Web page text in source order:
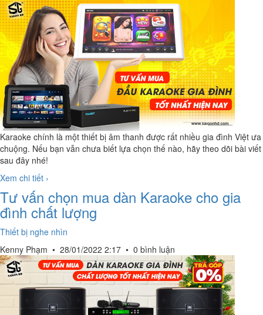
Karaoke chính là một thiết bị âm thanh được rất nhiều gia đình Việt ưa
chuộng. Nếu bạn vẫn chưa biết lựa chọn thế nào, hãy theo dõi bài viết
sau đây nhé!
Xem chi tiết ›
Tư vấn chọn mua dàn Karaoke cho gia
đình chất lượng
Thiết bị nghe nhìn
Kenny Phạm • 28/01/2022 2:17 • 0 bình luận